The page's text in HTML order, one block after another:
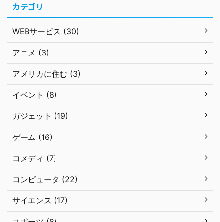
カテゴリ
WEBサービス (30)
アニメ (3)
アメリカに住む (3)
イベント (8)
ガジェット (19)
ゲーム (16)
コメディ (7)
コンピュータ (22)
サイエンス (17)